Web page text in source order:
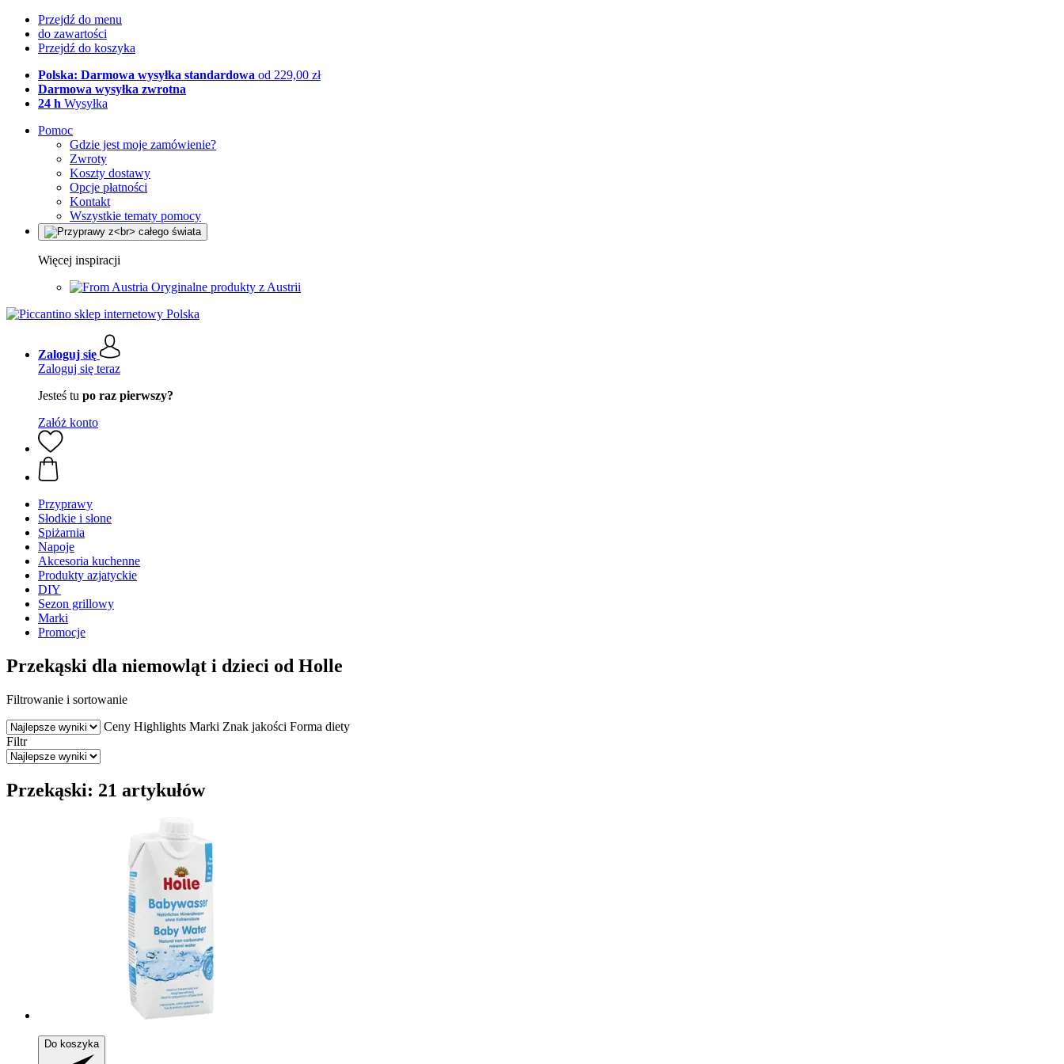
Przejdź do menu
do zawartości
Przejdź do koszyka
Polska: Darmowa wysyłka standardowa od 229,00 zł
Darmowa wysyłka zwrotna
24 h Wysyłka
Pomoc
Gdzie jest moje zamówienie?
Zwroty
Koszty dostawy
Opcje płatności
Kontakt
Wszystkie tematy pomocy
Więcej inspiracji
Oryginalne produkty z Austrii
Zaloguj się
Zaloguj się teraz
Jesteś tu po raz pierwszy?
Załóż konto
Przyprawy
Słodkie i słone
Spiżarnia
Napoje
Akcesoria kuchenne
Produkty azjatyckie
DIY
Sezon grillowy
Marki
Promocje
Przekąski dla niemowląt i dzieci od Holle
Filtrowanie i sortowanie
Ceny Highlights Marki Znak jakości Forma diety
Filtr
Przekąski: 21 artykułów
Do koszyka